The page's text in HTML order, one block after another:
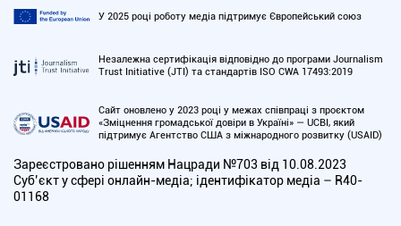
У 2025 році роботу медіа підтримує Європейський союз
Незалежна сертифікація відповідно до програми Journalism
Trust Initiative (JTI) та стандартів ISO CWA 17493:2019
Сайт оновлено у 2023 році у межах співпраці з проєктом
«Зміцнення громадської довіри в Україні» — UCBI, який
підтримує Агентство США з міжнародного розвитку (USAID)
Зареєстровано рішенням Нацради №703 від 10.08.2023
Cуб’єкт у сфері онлайн-медіа; ідентифікатор медіа – R40-
01168